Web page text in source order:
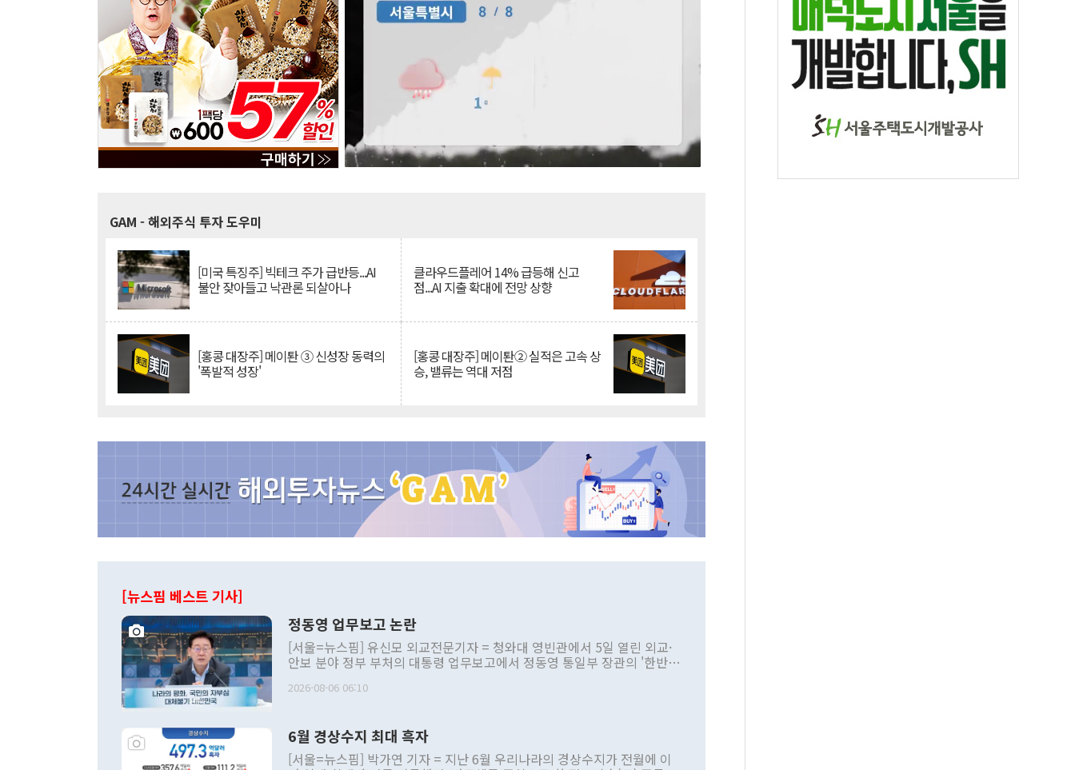
GAM - 해외주식 투자 도우미
[미국 특징주] 빅테크 주가 급반등...AI
불안 잦아들고 낙관론 되살아나
클라우드플레어 14% 급등해 신고
점...AI 지출 확대에 전망 상향
[홍콩 대장주] 메이퇀 ③ 신성장 동력의
'폭발적 성장'
[홍콩 대장주] 메이퇀② 실적은 고속 상
승, 밸류는 역대 저점
[뉴스핌 베스트 기사]
정동영 업무보고 논란
[서울=뉴스핌] 유신모 외교전문기자 = 청와대 영빈관에서 5일 열린 외교·
안보 분야 정부 부처의 대통령 업무보고에서 정동영 통일부 장관의 '한반도
발언 중에는 정부 내 조율을 거치지 않은 사안을 정책으로 추진하겠다고 공
주의적 희망에 근거한 비현실적 구상'이라는 비판을 내놨다. 그동안 정 장
관의 대북 정책 관련 발언이 물의를 빚은 적은 여러 번 있지만 대통령과 유
2026-08-06 06:10
6월 경상수지 최대 흑자
[서울=뉴스핌] 박가연 기자 = 지난 6월 우리나라의 경상수지가 전월에 이